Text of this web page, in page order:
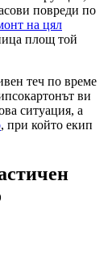
повреди по
на цял
площ той
теч по време
ви
ситуация, а
, при който екип